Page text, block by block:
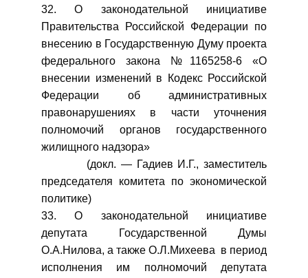
32. О законодательной инициативе
Правительства Российской Федерации по
внесению в Государственную Думу проекта
федерального закона №1165258-6 «О
внесении изменений в Кодекс Российской
Федерации об административных
правонарушениях в части уточнения
полномочий органов государственного
жилищного надзора»
(докл. — Гадиев И.Г., заместитель
председателя комитета по экономической
политике)
33. О законодательной инициативе
депутата Государственной Думы
О.А.Нилова, а также О.Л.Михеева в период
исполнения им полномочий депутата